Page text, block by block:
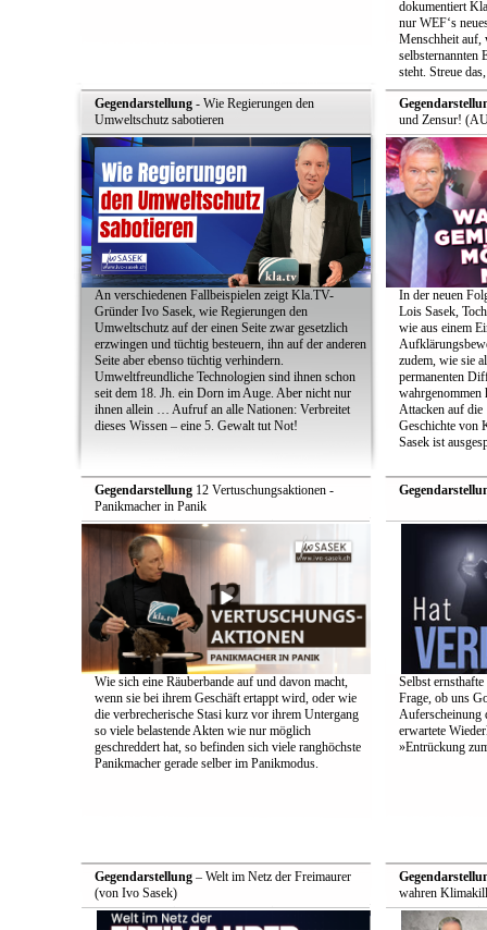
dokumentiert
nur WEF‘s
Menschheit auf,
selbsternannten
steht. Streue
Gegendarstellung- Wie Regierungen den
Umweltschutz sabotieren
An verschiedenen Fallbeispielen zeigt Kla.TV-
Gründer Ivo Sasek, wie Regierungen den
Umweltschutz auf der einen Seite zwar gesetzlich
erzwingen und tüchtig besteuern, ihn auf der anderen
Seite aber ebenso tüchtig verhindern.
Umweltfreundliche Technologien sind ihnen schon
seit dem 18. Jh. ein Dorn im Auge. Aber nicht nur
ihnen allein … Aufruf an alle Nationen: Verbreitet
dieses Wissen – eine 5. Gewalt tut Not!
und Zensur!
In der neuen
Lois Sasek,
wie aus einem
zudem, wie sie
permanenten
wahrgenommen
Attacken auf
Geschichte von
Sasek ist
Gegendarstellung12 Vertuschungsaktionen -
Panikmacher in Panik
Wie sich eine Räuberbande auf und davon macht,
wenn sie bei ihrem Geschäft ertappt wird, oder wie
die verbrecherische Stasi kurz vor ihrem Untergang
so viele belastende Akten wie nur möglich
geschreddert hat, so befinden sich viele ranghöchste
Panikmacher gerade selber im Panikmodus.
Selbst
Frage, ob uns
Auferscheinung
erwartete
»Entrückung
Gegendarstellung– Welt im Netz der Freimaurer
(von Ivo Sasek)
wahren